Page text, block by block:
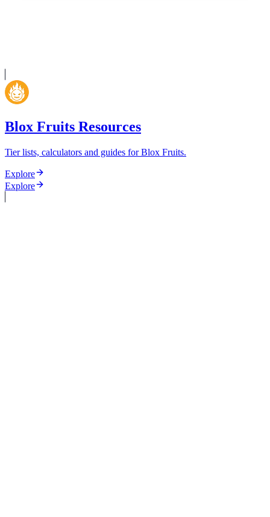
Blox Fruits Resources
Tier lists, calculators and guides for Blox Fruits.
Explore
Explore